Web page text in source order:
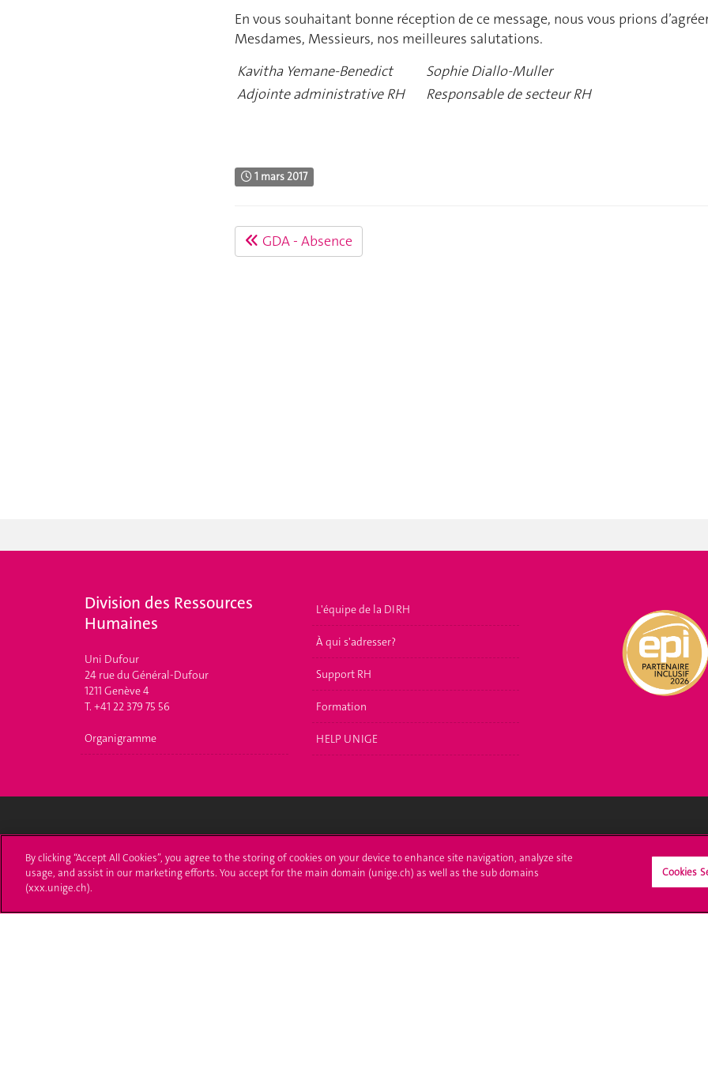
En vous souhaitant bonne réception de ce message, nous vous prions
Mesdames, Messieurs, nos meilleures salutations.
Kavitha Yemane-Benedict
Sophie Diallo-Muller
Adjointe administrative RH
Responsable de secteur RH
1 mars 2017
GDA - Absence
Division des Ressources
Humaines
Uni Dufour
24 rue du Général-Dufour
1211 Genève 4
T. +41 22 379 75 56
Organigramme
L'équipe de la DIRH
À qui s'adresser?
Support RH
Formation
HELP UNIGE
Université de Genève
24 rue du Général-Dufour
T. +41 (0)22 379 71 11
S'inscrire à l'UNIGE
Immatriculations
Démarches administratives
L'UNIGE vous informe
Médias
By clicking “Accept All Cookies”, you agree to the storing of cookies on your device to enhance site navigation, analyze site
usage, and assist in our marketing efforts. You accept for the main domain (unige.ch) as well as the sub domains
(xxx.unige.ch).
Cookies